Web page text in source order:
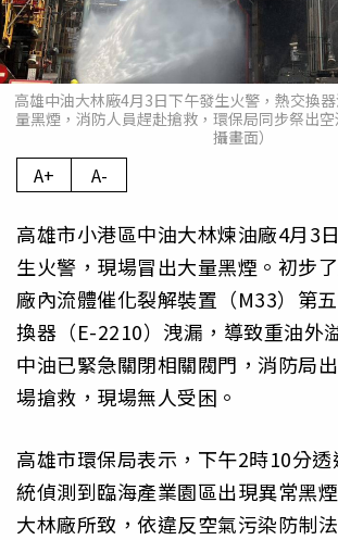
高雄中油大林廠4月3日下午發生火警，熱交換
量黑煙，消防人員趕赴搶救，環保局同步祭出
攝畫面）
A+ A-
高雄市小港區中油大林煉油廠4月3
生火警，現場冒出大量黑煙。初步
廠內流體催化裂解裝置（M33）第
換器（E-2210）洩漏，導致重油外
中油已緊急關閉相關閥門，消防局
場搶救，現場無人受困。
高雄市環保局表示，下午2時10分透
統偵測到臨海產業園區出現異常黑
大林廠所致，依違反空氣污染防制